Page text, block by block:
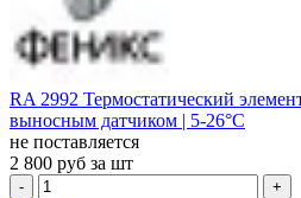
RA 2992 Термостатический
выносным датчиком | 5-26°С
не поставляется
2 800 руб за шт
- +